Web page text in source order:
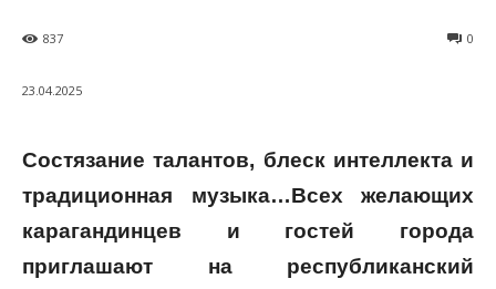
0
837
23.04.2025
Состязание талантов, блеск интеллекта и
традиционная музыка…Всех желающих
карагандинцев и гостей города
приглашают на республиканский